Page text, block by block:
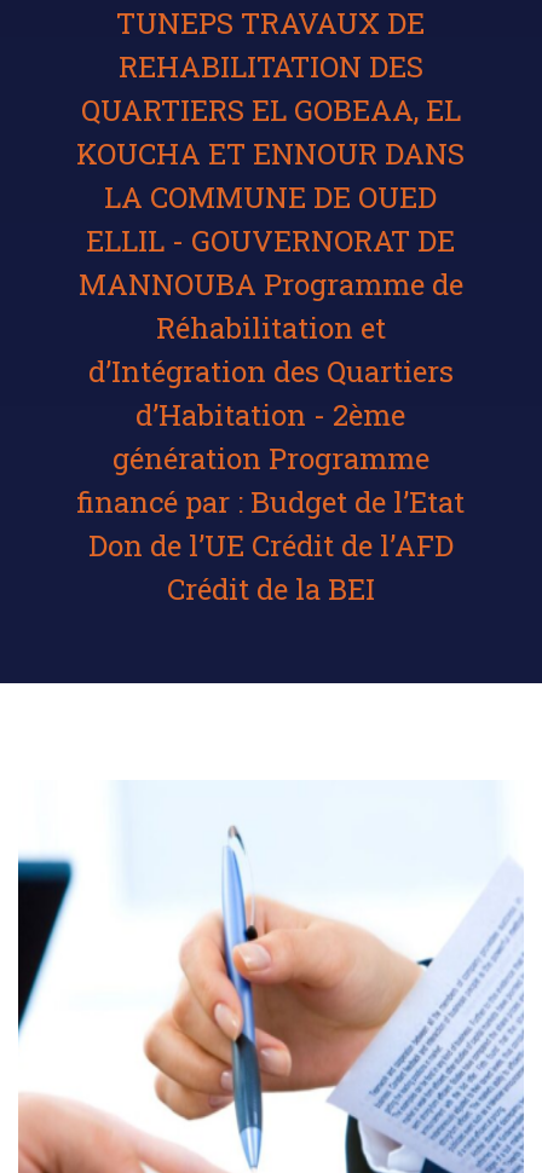
TUNEPS TRAVAUX DE
REHABILITATION DES
QUARTIERS EL GOBEAA, EL
KOUCHA ET ENNOUR DANS
LA COMMUNE DE OUED
ELLIL - GOUVERNORAT DE
MANNOUBA Programme de
Réhabilitation et
d’Intégration des Quartiers
d’Habitation - 2ème
génération Programme
financé par : Budget de l’Etat
Don de l’UE Crédit de l’AFD
Crédit de la BEI